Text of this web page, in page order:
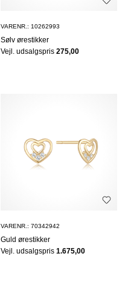
VARENR.: 10262993
Sølv ørestikker
Vejl. udsalgspris275,00
VARENR.: 70342942
Guld ørestikker
Vejl. udsalgspris1.675,00